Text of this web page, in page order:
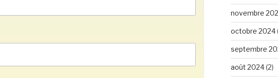
novembre
octobre 2024
septembre
août 2024(2)